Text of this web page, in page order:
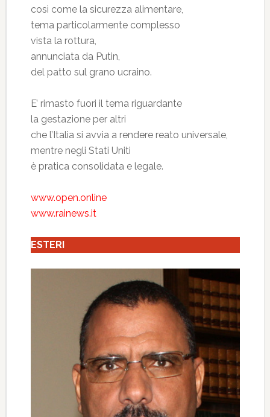
così come la sicurezza alimentare,
tema particolarmente complesso
vista la rottura,
annunciata da Putin,
del patto sul grano ucraino.
E’ rimasto fuori il tema riguardante
la gestazione per altri
che l’Italia si avvia a rendere reato universale,
mentre negli Stati Uniti
è pratica consolidata e legale.
www.open.online
www.rainews.it
ESTERI